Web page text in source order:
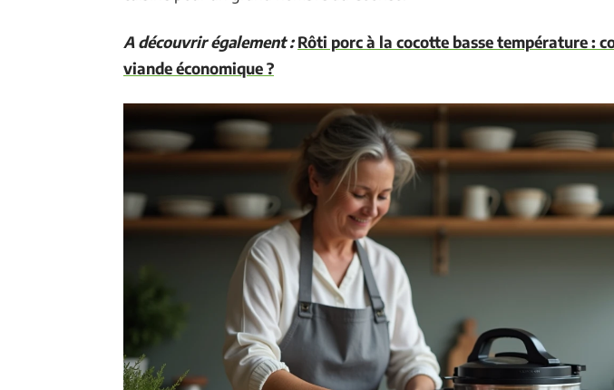
A découvrir également : Rôti porc à la cocotte basse température :
viande économique ?